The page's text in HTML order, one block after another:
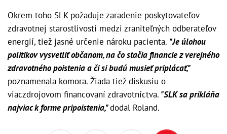
Okrem toho SLK požaduje zaradenie poskytovateľov
zdravotnej starostlivosti medzi zraniteľných odberateľov
energií, tiež jasné určenie nároku pacienta. "Je úlohou
politikov vysvetliť občanom, na čo stačia financie z verejného
zdravotného poistenia a či si budú musieť priplácať,"
poznamenala komora. Žiada tiež diskusiu o
viaczdrojovom financovaní zdravotníctva. "SLK sa prikláňa
najviac k forme pripoistenia,"dodal Roland.